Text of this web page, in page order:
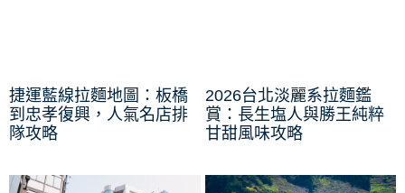
捷運藍線拉麵地圖：板橋
到忠孝復興，人氣名店排
隊攻略
2026台北淡麗系拉麵鑑
賞：長生塩人與勝王純粹
甘甜風味攻略